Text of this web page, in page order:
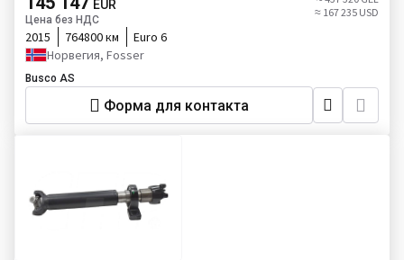
EUR
Цена без НДС
≈ 167 235 USD
2015 764800 км
Euro 6
Норвегия, Fosser
Busco AS
Форма для контакта